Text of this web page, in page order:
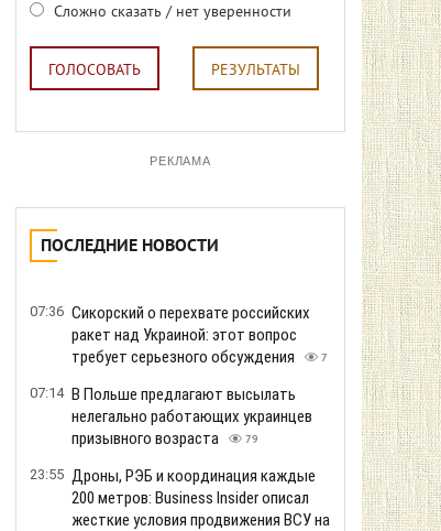
Сложно сказать / нет уверенности
ГОЛОСОВАТЬ РЕЗУЛЬТАТЫ
РЕКЛАМА
ПОСЛЕДНИЕ НОВОСТИ
07:36 Сикорский о перехвате российских
ракет над Украиной: этот вопрос
требует серьезного обсуждения
7
07:14 В Польше предлагают высылать
нелегально работающих украинцев
призывного возраста
79
23:55 Дроны, РЭБ и координация каждые
200 метров: Business Insider описал
жесткие условия продвижения ВСУ на